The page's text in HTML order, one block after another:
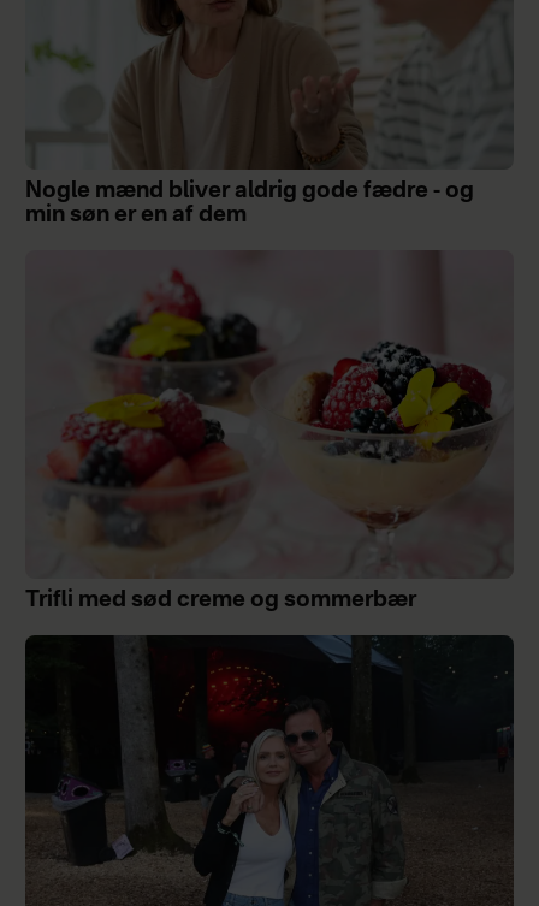
Nogle mænd bliver aldrig gode fædre - og
min søn er en af dem
Trifli med sød creme og sommerbær